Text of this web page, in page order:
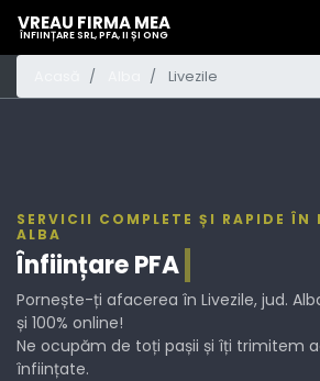
VREAU FIRMA MEA
ÎNFIINȚARE SRL, PFA, II ȘI ONG
Livezile
SERVICII COMPLETE ȘI RAPIDE ÎN
ALBA
ÎnființarePFA
Pornește-ți afacerea în Livezile, jud.
și 100% online!
Ne ocupăm de toți pașii și îți trimitem
înființate.